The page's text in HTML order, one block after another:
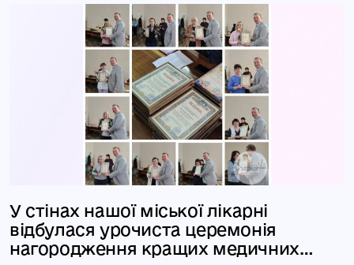
У стінах нашої міської лікарні
відбулася урочиста церемонія
нагородження кращих медичних